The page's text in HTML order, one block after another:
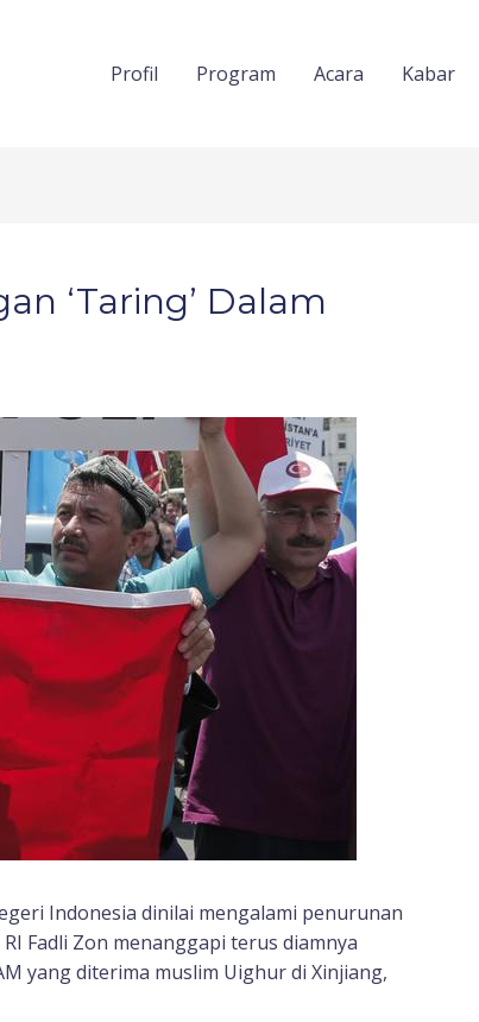
Profil Program Acara Kabar
‘Taring’ Dalam
Indonesia dinilai mengalami penurunan
Fadli Zon menanggapi terus diamnya
yang diterima muslim Uighur di Xinjiang,